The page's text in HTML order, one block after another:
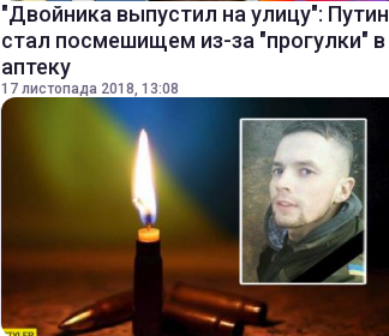
"Двойника выпустил на улицу": Путин
стал посмешищем из-за "прогулки" в
аптеку
17 листопада 2018, 13:08